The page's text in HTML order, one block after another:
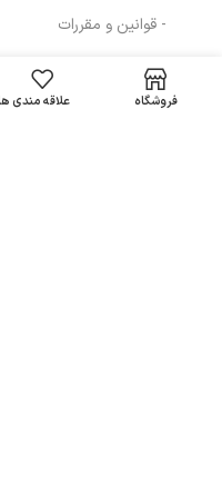
- قوانین و مقررات
مسیرهای ارتباطی
مناسب موهای
معمولی حجم 200
فروشگاه علاقه مندی